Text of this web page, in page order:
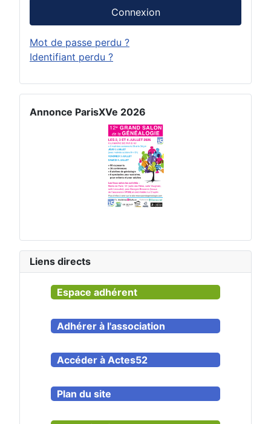
Connexion
Mot de passe perdu ?
Identifiant perdu ?
Annonce ParisXVe 2026
Liens directs
Espace adhérent
Adhérer à l'association
Accéder à Actes52
Plan du site